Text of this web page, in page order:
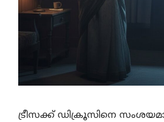
ട്രീസക്ക് ഡിക്രൂസിനെ